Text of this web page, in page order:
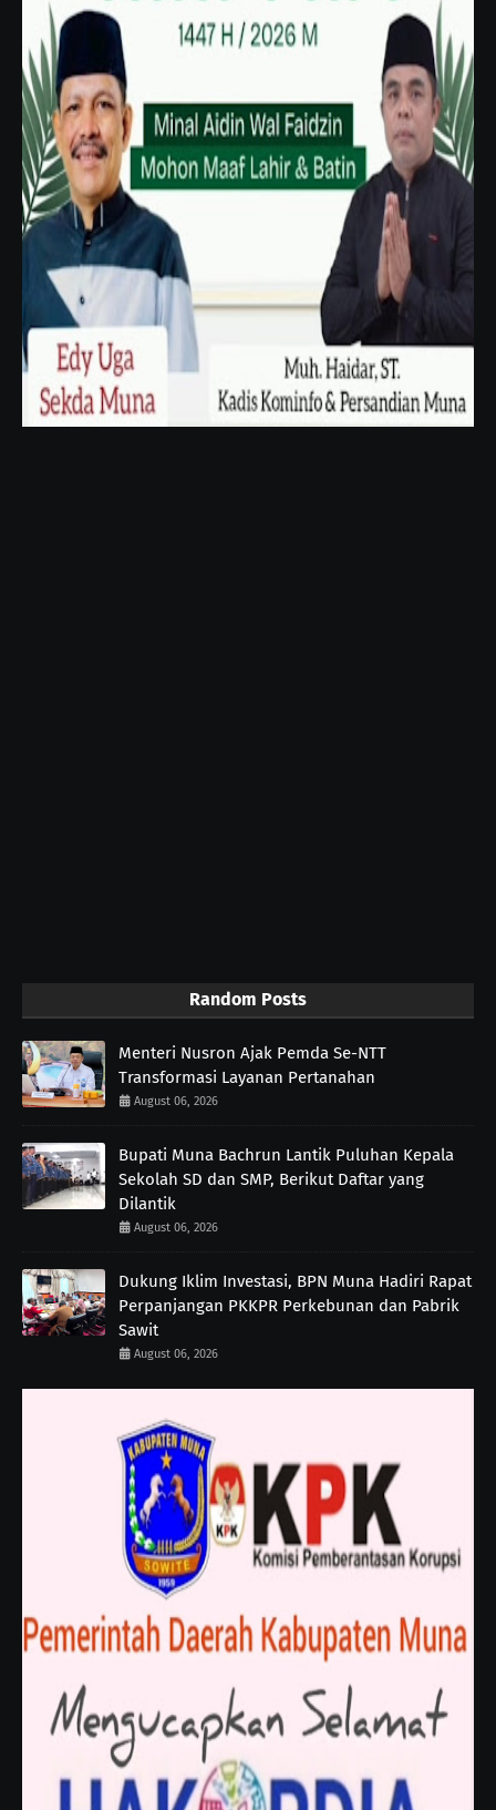
Random Posts
Menteri Nusron Ajak Pemda Se-NTT
Transformasi Layanan Pertanahan
August 06, 2026
Bupati Muna Bachrun Lantik Puluhan Kepala
Sekolah SD dan SMP, Berikut Daftar yang
Dilantik
August 06, 2026
Dukung Iklim Investasi, BPN Muna Hadiri Rapat
Perpanjangan PKKPR Perkebunan dan Pabrik
Sawit
August 06, 2026